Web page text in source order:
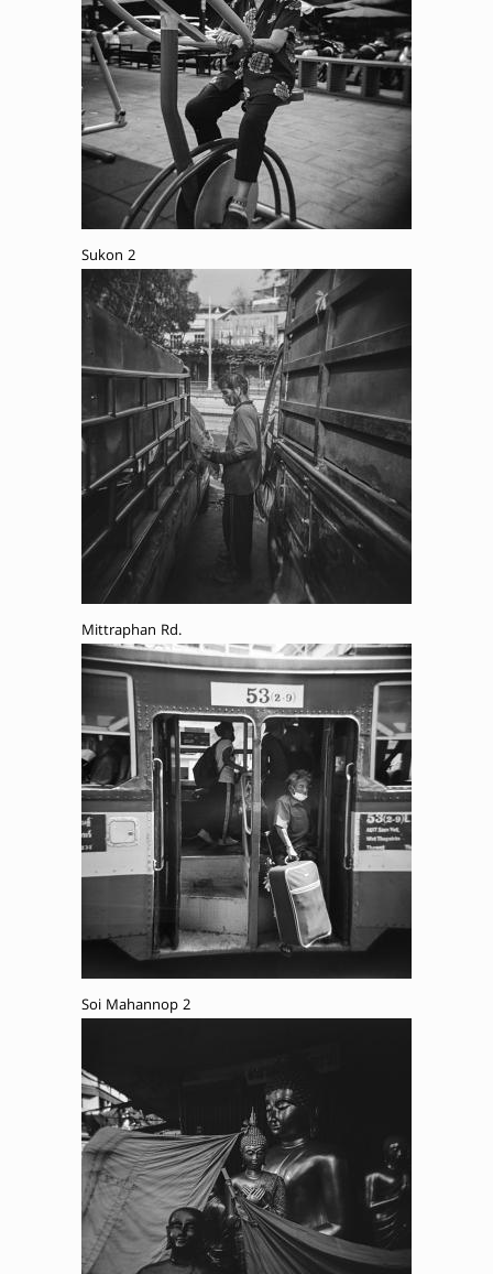
Sukon 2
Mittraphan Rd.
Soi Mahannop 2